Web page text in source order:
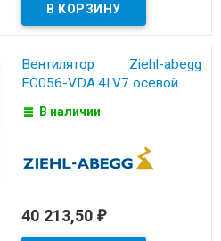
Вентилятор Ziehl-abegg
FC056-VDA.4I.V7 осевой
В наличии
40 213,50 ₽